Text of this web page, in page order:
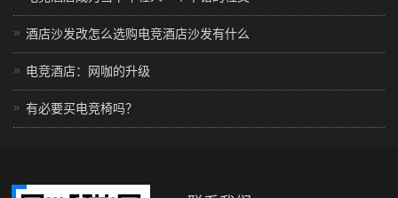
酒店沙发改怎么选购电竞酒店沙发有什么
电竞酒店：网咖的升级
有必要买电竞椅吗？